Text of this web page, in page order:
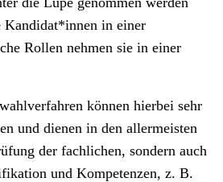
Kandidat*innen in einer
Rollen nehmen sie in einer
können hierbei sehr
und dienen in den allermeisten
der fachlichen, sondern auch
und Kompetenzen, z. B.